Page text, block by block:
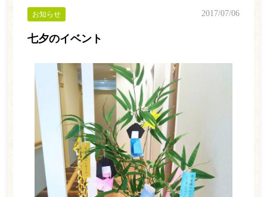
七夕のイベント
お知らせ 2017/07/06
ホーム
医師紹介
診療案内
一般歯科